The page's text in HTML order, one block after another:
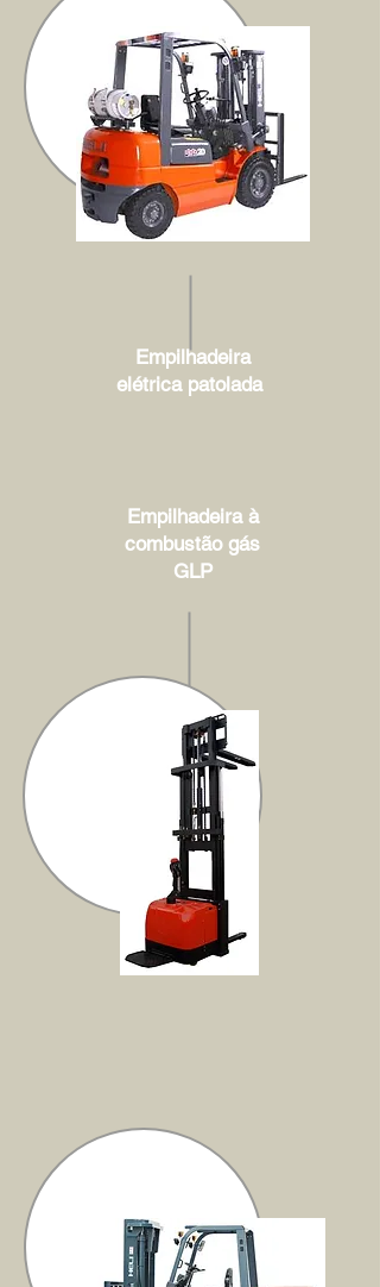
Empilhadeira
elétrica patolada
Empilhadeira à
combustão gás
GLP